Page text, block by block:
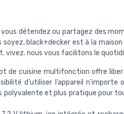
détendez ou partagez des
black+decker est à la maison
vivez. nous vous facilitons le
de cuisine multifonction offre
d’utiliser l’appareil n’importe
et plus pratique pour